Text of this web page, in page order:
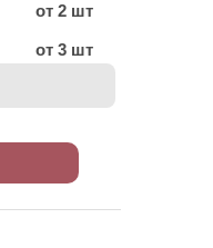
от 2 шт
от 3 шт